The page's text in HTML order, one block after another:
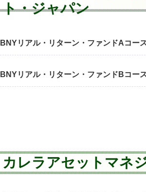
ト・ジャパン
BNYリアル・リターン・ファンドAコー
BNYリアル・リターン・ファンドBコー
カレラアセットマネ